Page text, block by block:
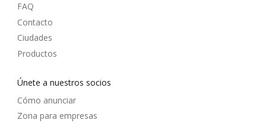
FAQ
Contacto
Ciudades
Productos
Únete a nuestros socios
Cómo anunciar
Zona para empresas